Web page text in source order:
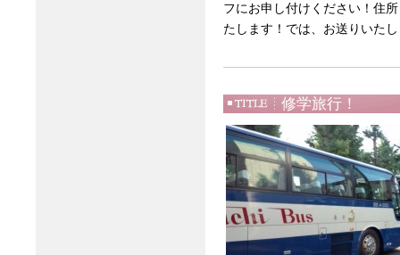
フにお申し付けください！住
たします！では、お送りいた
修学旅行！